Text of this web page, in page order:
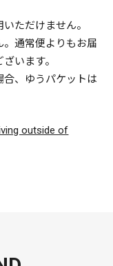
ただけません。
通常便よりもお届
います。
、ゆうパケットは
outside of